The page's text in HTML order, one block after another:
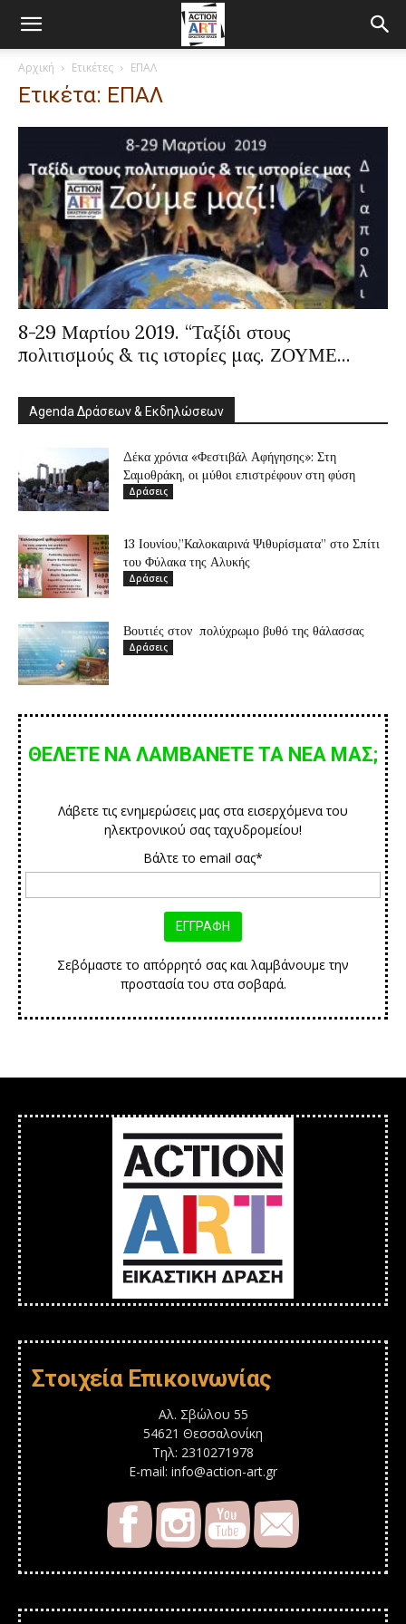
Αρχική Ετικέτες ΕΠΑΛ
Ετικέτα: ΕΠΑΛ
8-29 Μαρτίου 2019. “Ταξίδι στους
πολιτισμούς & τις ιστορίες μας. ΖΟΥΜΕ...
Agenda Δράσεων & Εκδηλώσεων
Δέκα χρόνια «Φεστιβάλ Αφήγησης»: Στη
Σαμοθράκη, οι μύθοι επιστρέφουν στη φύση
Δράσεις
13 Ιουνίου,”Καλοκαιρινά Ψιθυρίσματα” στο Σπίτι
του Φύλακα της Αλυκής
Δράσεις
Βουτιές στον πολύχρωμο βυθό της θάλασσας
Δράσεις
ΘΕΛΕΤΕ ΝΑ ΛΑΜΒΑΝΕΤΕ ΤΑ ΝΕΑ ΜΑΣ;
Λάβετε τις ενημερώσεις μας στα εισερχόμενα του
ηλεκτρονικού σας ταχυδρομείου!
Βάλτε το email σας*
Σεβόμαστε το απόρρητό σας και λαμβάνουμε την
προστασία του στα σοβαρά.
Στοιχεία Επικοινωνίας
Αλ. Σβώλου 55
54621 Θεσσαλονίκη
Τηλ: 2310271978
E-mail: info@action-art.gr